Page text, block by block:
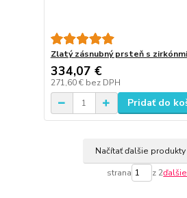
Zlatý zásnubný prsteň s
334,07 €
271,60 € bez DPH
Pridať do
Načítať ďalšie produkty
strana z 2ďalšie